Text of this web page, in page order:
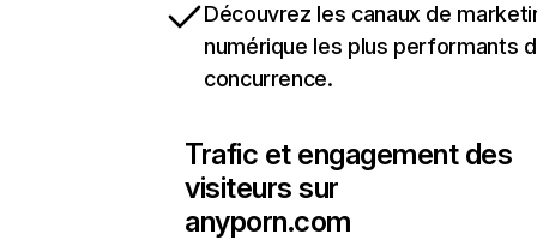
Découvrez les canaux de
numérique les plus performants
concurrence.
Trafic et engagement des
visiteurs sur
anyporn.com